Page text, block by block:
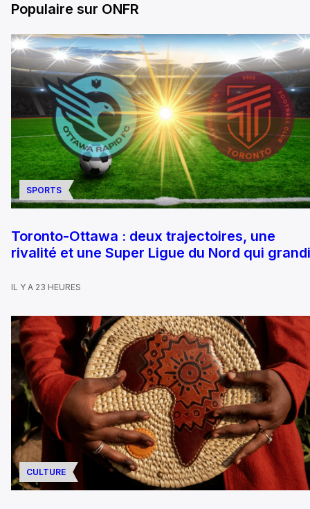
Populaire sur ONFR
SPORTS
Toronto-Ottawa : deux trajectoires, une
rivalité et une Super Ligue du Nord qui
IL Y A 23 HEURES
CULTURE